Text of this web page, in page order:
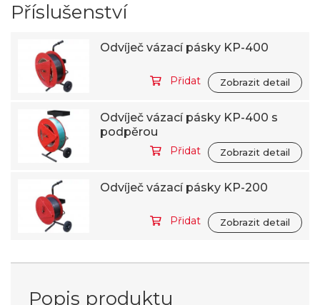
Příslušenství
Odvíječ vázací pásky KP-400
Zobrazit detail
Přidat
Odvíječ vázací pásky KP-400 s
podpěrou
Zobrazit detail
Přidat
Odvíječ vázací pásky KP-200
Zobrazit detail
Přidat
Popis produktu